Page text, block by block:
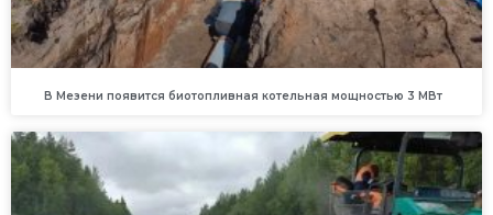
В Мезени появится биотопливная котельная мощностью 3 МВт